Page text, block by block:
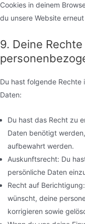
Cookies in deinem
du unsere Website
9. Deine
Du hast folgende Rechte
Daten:
Du hast das Recht zu
Daten benötigt
aufbewahrt werden.
Auskunftsrecht: Du
persönliche Daten
Recht auf
wünscht, deine
korrigieren sowie